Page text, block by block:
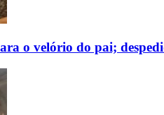
o velório do pai;